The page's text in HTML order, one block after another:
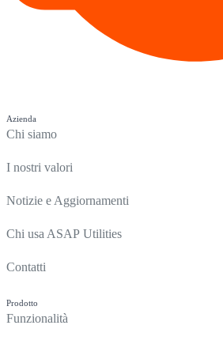
Azienda
Chi siamo
I nostri valori
Notizie e Aggiornamenti
Chi usa ASAP Utilities
Contatti
Prodotto
Funzionalità